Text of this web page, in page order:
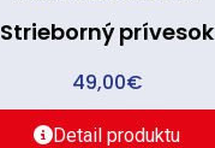
Strieborný prívesok
49,00€
Detail produktu